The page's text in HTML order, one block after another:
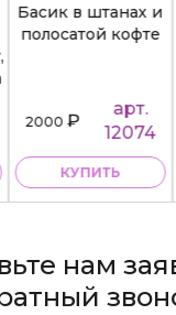
Басик в штанах и
полосатой кофте
2000₽
арт.
12074
КУПИТЬ
нам